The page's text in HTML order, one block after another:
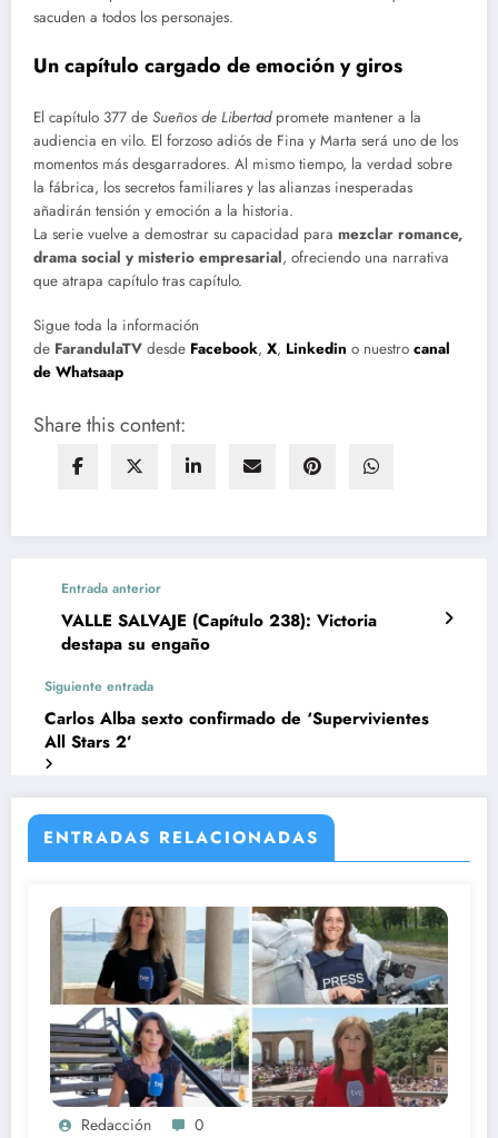
sacuden a todos los personajes.
Un capítulo cargado de emoción y giros
El capítulo 377 de Sueños de Libertadpromete mantener a la
audiencia en vilo. El forzoso adiós de Fina y Marta será uno de los
momentos más desgarradores. Al mismo tiempo, la verdad sobre
la fábrica, los secretos familiares y las alianzas inesperadas
añadirán tensión y emoción a la historia.
La serie vuelve a demostrar su capacidad para mezclar romance,
drama social y misterio empresarial, ofreciendo una narrativa
que atrapa capítulo tras capítulo.
Sigue toda la información
de FarandulaTV desde Facebook, X, Linkedin o nuestro canal
de Whatsaap
Share this content:
Entrada anterior
VALLE SALVAJE (Capítulo 238): Victoria
destapa su engaño
Siguiente entrada
Carlos Alba sexto confirmado de ‘Supervivientes
All Stars 2’
ENTRADAS RELACIONADAS
Redacción 0